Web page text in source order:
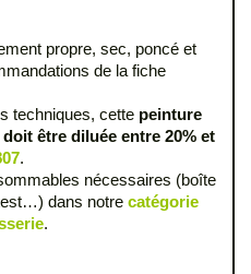
propre, sec, poncé et
de la fiche
techniques, cette peinture
être diluée entre 20% et
.
nécessaires (boîte
dans notre catégorie
.